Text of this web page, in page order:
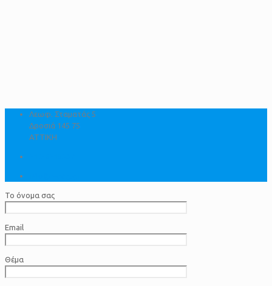
Λεωφ. Σταματάς 5
Δροσιά 145 75
ATTIKH
Το όνομα σας
Email
Θέμα